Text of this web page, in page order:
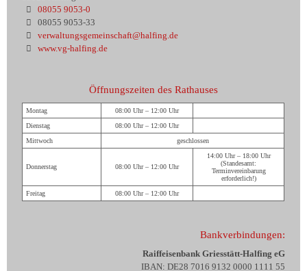
08055 9053-0
08055 9053-33
verwaltungsgemeinschaft@halfing.de
www.vg-halfing.de
Öffnungszeiten des Rathauses
Montag
08:00 Uhr – 12:00 Uhr
Dienstag
08:00 Uhr – 12:00 Uhr
Mittwoch
geschlossen
Donnerstag 08:00 Uhr – 12:00 Uhr
14:00 Uhr – 18:00 Uhr
(Standesamt:
Terminvereinbarung
erforderlich!)
Freitag
08:00 Uhr – 12:00 Uhr
Bankverbindungen:
Raiffeisenbank Griesstätt-Halfing eG
IBAN: DE28 7016 9132 0000 1111 55